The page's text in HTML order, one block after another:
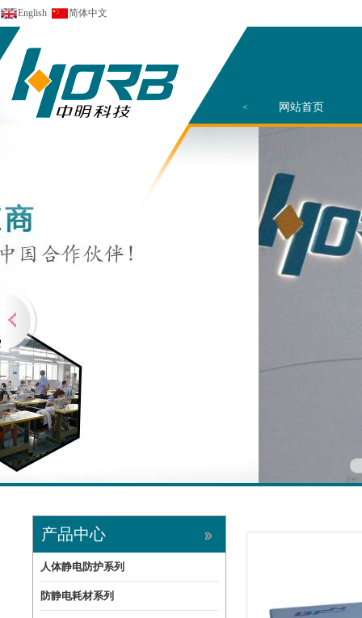
English 简体中文
< 网站首页
产品中心
人体静电防护系列
防静电耗材系列